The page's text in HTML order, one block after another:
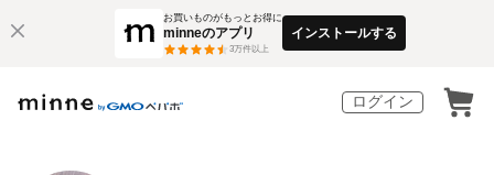
お買いものがもっとお得に
minneのアプリ
3万件以上
インストールする
ログイン